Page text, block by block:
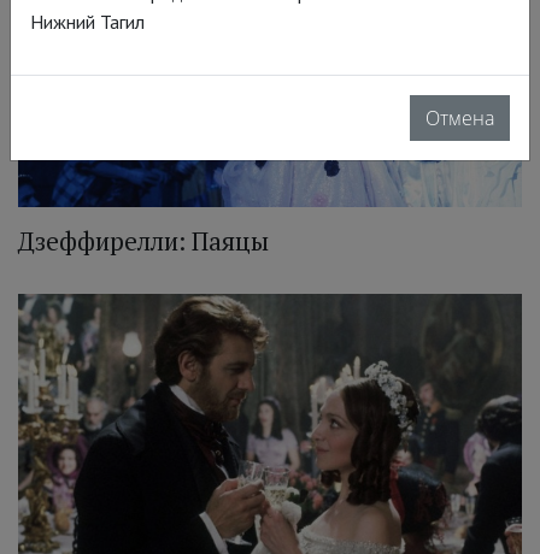
Дзеффирелли: Паяцы
Нижний Тагил
Отмена